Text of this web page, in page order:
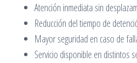
Atención inmediata sin
Reducción del tiempo de
Mayor seguridad en caso de
Servicio disponible en distintos